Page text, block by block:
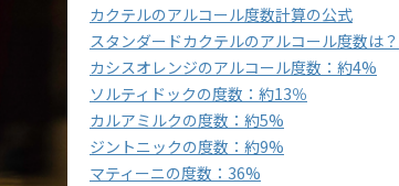
カクテルのアルコール度数計算の公式
スタンダードカクテルのアルコール度数は？
カシスオレンジのアルコール度数：約4%
ソルティドックの度数：約13％
カルアミルクの度数：約5%
ジントニックの度数：約9%
マティーニの度数：36%